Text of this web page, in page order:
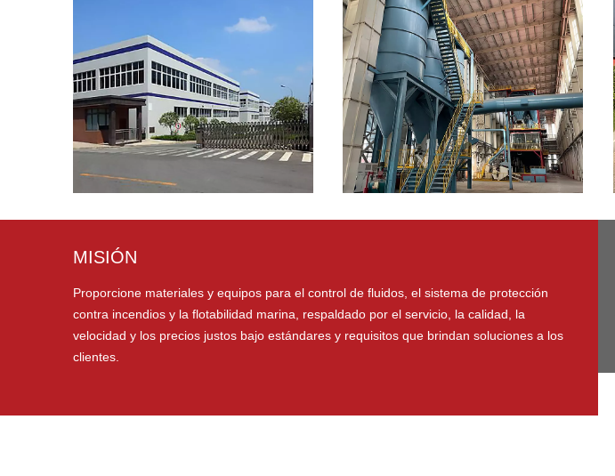
MISIÓN
Proporcione materiales y equipos para el control de fluidos, el sistema de protección
contra incendios y la flotabilidad marina, respaldado por el servicio, la calidad, la
velocidad y los precios justos bajo estándares y requisitos que brindan soluciones a los
clientes.